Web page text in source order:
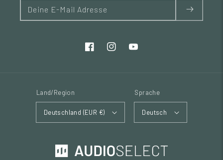
Deine E-Mail Adresse
Land/Region
Deutschland (EUR €)
Sprache
Deutsch